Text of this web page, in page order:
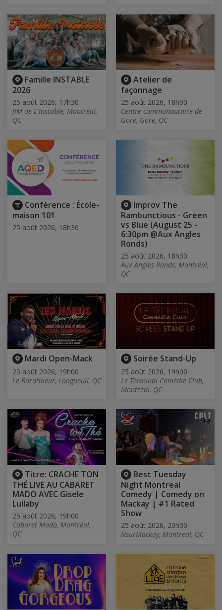
Famille INSTABLE
2026
25 août 2026, 17h30
JIM de L'Instable, Montréal,
QC
Atelier de
façonnage
25 août 2026, 18h00
Centre communautaire de
Gore, Gore, QC
Conférence : École-
maison 101
25 août 2026, 18h30
Improv The
Rambunctious - Green
vs Blue (August 25 -
6:30pm @Aux Angles
Ronds)
25 août 2026, 18h30
Aux Angles Ronds, Montréal,
QC
Mardi Open-Mack
25 août 2026, 19h00
Le Baratineur, Longueuil, QC
Soirée Stand-Up
25 août 2026, 19h00
Le Terminal Comédie Club,
Montréal, QC
Titre: CRACHE TON
THÉ LIVE AU CABARET
MADO AVEC Gisele
Lullaby
25 août 2026, 19h00
Cabaret Mado, Montréal,
QC
Best Tuesday
Night Montreal
Comedy | Comedy on
Mackay | #1 Rated
Show
25 août 2026, 20h00
NsurMackay, Montreal, QC